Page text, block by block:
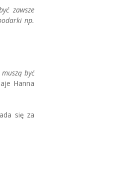
zawsze
np.
być
Hanna
się za